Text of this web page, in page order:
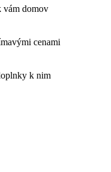
vám domov
cenami
k nim